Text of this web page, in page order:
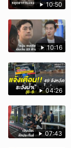
10:50
10:16
04:26
07:43